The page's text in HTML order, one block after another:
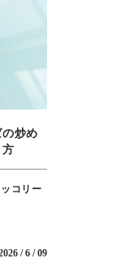
炒め
方
コリー
/ 6 / 09